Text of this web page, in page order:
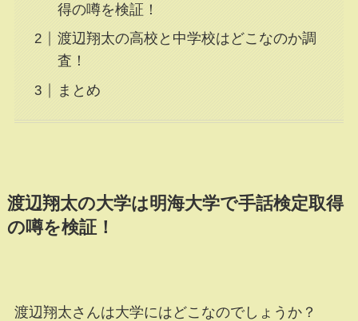
得の噂を検証！
渡辺翔太の高校と中学校はどこなのか調
査！
まとめ
渡辺翔太の大学は明海大学で手話検定取得
の噂を検証！
渡辺翔太さんは大学にはどこなのでしょうか？